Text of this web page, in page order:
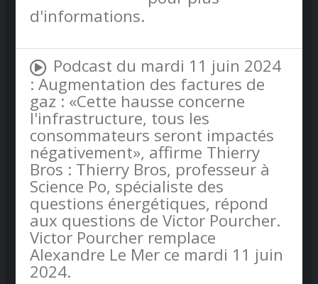
d'informations.
Podcast du mardi 11 juin 2024
: Augmentation des factures de
gaz : «Cette hausse concerne
l'infrastructure, tous les
consommateurs seront impactés
négativement», affirme Thierry
Bros : Thierry Bros, professeur à
Science Po, spécialiste des
questions énergétiques, répond
aux questions de Victor Pourcher.
Victor Pourcher remplace
Alexandre Le Mer ce mardi 11 juin
2024.